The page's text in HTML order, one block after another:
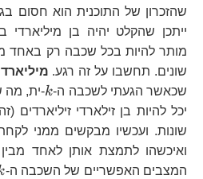
שהזכרון של התוכנית הוא חסום
ייתכן שהקלט יהיה בן מיליארדי
מותר להיות בכל שכבה רק באחד
שונים. תחשבו על זה רגע.
שכאשר הגעתי לשכבה ה-
k k-ית, מה
יכל להיות בן זילארדי
שונות. ועכשיו מבקשים ממני
ואיכשהו לתמצת אותן לאחד
המצבים האפשריים של השכבה ה-
k